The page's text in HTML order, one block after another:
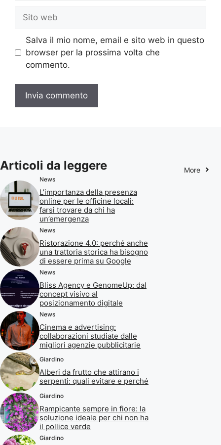
Sito
web
Salva il mio nome, email e sito web in questo
browser per la prossima volta che
commento.
Articoli da leggere More
News
L’importanza della presenza
online per le officine locali:
farsi trovare da chi ha
un’emergenza
News
Ristorazione 4.0: perché anche
una trattoria storica ha bisogno
di essere prima su Google
News
Bliss Agency e GenomeUp: dal
concept visivo al
posizionamento digitale
News
Cinema e advertising:
collaborazioni studiate dalle
migliori agenzie pubblicitarie
Giardino
Alberi da frutto che attirano i
serpenti: quali evitare e perché
Giardino
Rampicante sempre in fiore: la
soluzione ideale per chi non ha
il pollice verde
Giardino